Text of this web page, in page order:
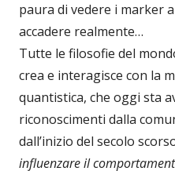
paura di vedere i marker
accadere realmente…
Tutte le filosofie del
crea e interagisce con la
quantistica, che oggi sta
riconoscimenti dalla
dall’inizio del secolo
influenzare il